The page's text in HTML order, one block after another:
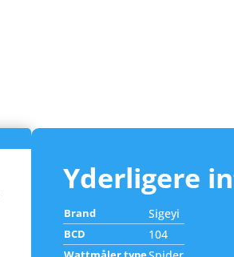
Yderligere
Brand Sigeyi
BCD 104